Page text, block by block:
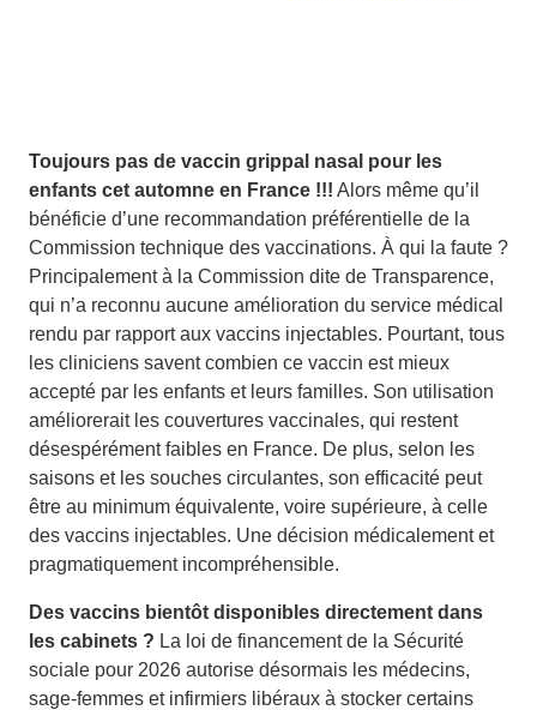
Toujours pas de vaccin grippal nasal pour les
enfants cet automne en France !!! Alors même qu’il
bénéficie d’une recommandation préférentielle de la
Commission technique des vaccinations. À qui la faute ?
Principalement à la Commission dite de Transparence,
qui n’a reconnu aucune amélioration du service médical
rendu par rapport aux vaccins injectables. Pourtant, tous
les cliniciens savent combien ce vaccin est mieux
accepté par les enfants et leurs familles. Son utilisation
améliorerait les couvertures vaccinales, qui restent
désespérément faibles en France. De plus, selon les
saisons et les souches circulantes, son efficacité peut
être au minimum équivalente, voire supérieure, à celle
des vaccins injectables. Une décision médicalement et
pragmatiquement incompréhensible.
Des vaccins bientôt disponibles directement dans
les cabinets ? La loi de financement de la Sécurité
sociale pour 2026 autorise désormais les médecins,
sage-femmes et infirmiers libéraux à stocker certains